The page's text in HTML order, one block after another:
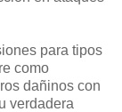
para tipos
como
dañinos con
verdadera